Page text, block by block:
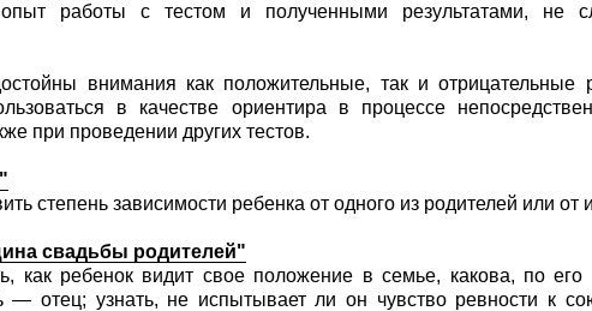
опыт работы с тестом и полученными результатами, не
внимания как положительные, так и отрицательные
в качестве ориентира в процессе
при проведении других тестов.
степень зависимости ребенка от одного из родителей или от
свадьбы родителей"
как ребенок видит свое положение в семье, какова, по
— отец; узнать, не испытывает ли он чувство ревности к